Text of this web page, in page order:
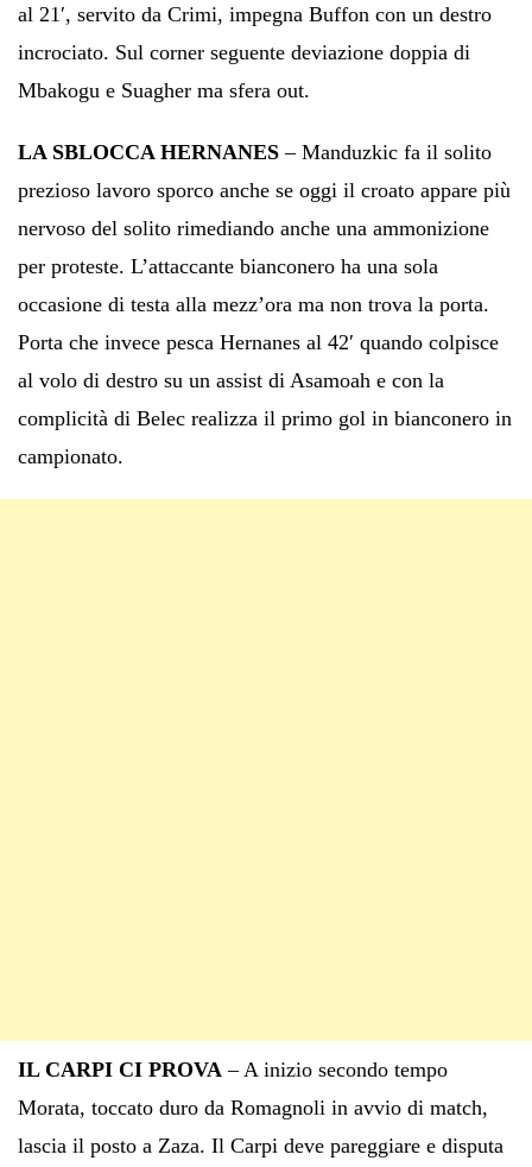
al 21′, servito da Crimi, impegna Buffon con un destro
incrociato. Sul corner seguente deviazione doppia di
Mbakogu e Suagher ma sfera out.
LA SBLOCCA HERNANES – Manduzkic fa il solito
prezioso lavoro sporco anche se oggi il croato appare più
nervoso del solito rimediando anche una ammonizione
per proteste. L’attaccante bianconero ha una sola
occasione di testa alla mezz’ora ma non trova la porta.
Porta che invece pesca Hernanes al 42′ quando colpisce
al volo di destro su un assist di Asamoah e con la
complicità di Belec realizza il primo gol in bianconero in
campionato.
IL CARPI CI PROVA – A inizio secondo tempo
Morata, toccato duro da Romagnoli in avvio di match,
lascia il posto a Zaza. Il Carpi deve pareggiare e disputa